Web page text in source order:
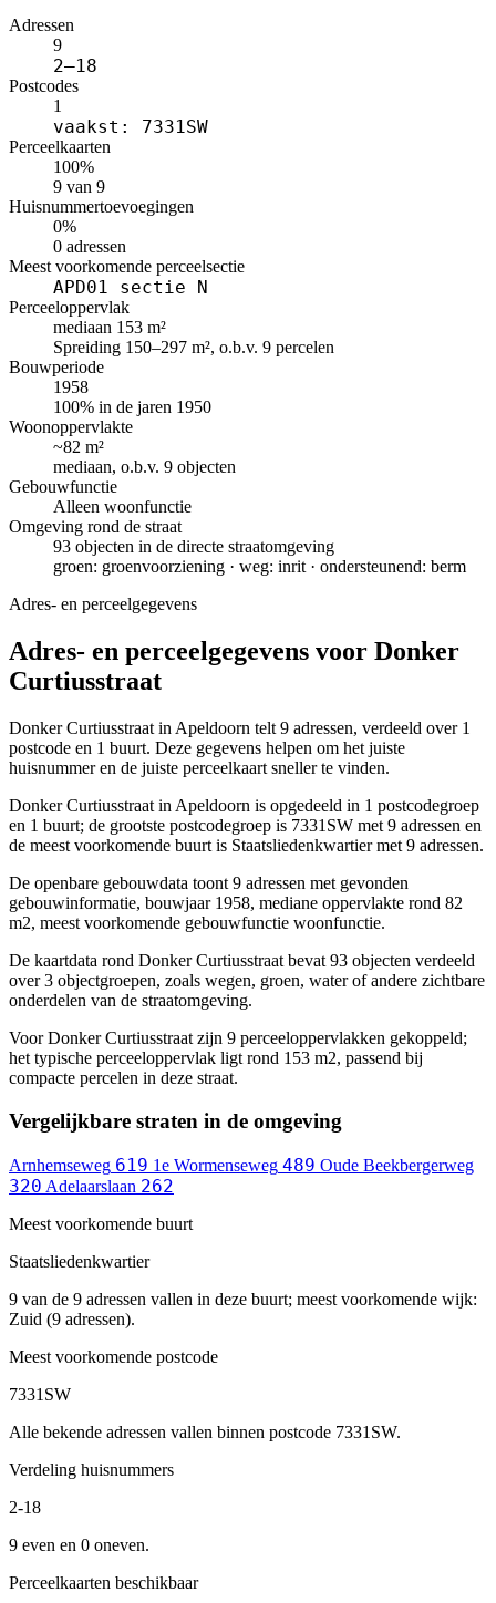
Adressen
9
2–18
Postcodes
1
vaakst: 7331SW
Perceelkaarten
100%
9 van 9
Huisnummertoevoegingen
0%
0 adressen
Meest voorkomende perceelsectie
APD01 sectie N
Perceeloppervlak
mediaan 153 m²
Spreiding 150–297 m², o.b.v. 9 percelen
Bouwperiode
1958
100% in de jaren 1950
Woonoppervlakte
~82 m²
mediaan, o.b.v. 9 objecten
Gebouwfunctie
Alleen woonfunctie
Omgeving rond de straat
93 objecten in de directe straatomgeving
groen: groenvoorziening · weg: inrit · ondersteunend: berm
Adres- en perceelgegevens
Adres- en perceelgegevens voor Donker
Curtiusstraat
Donker Curtiusstraat in Apeldoorn telt 9 adressen, verdeeld over 1
postcode en 1 buurt. Deze gegevens helpen om het juiste
huisnummer en de juiste perceelkaart sneller te vinden.
Donker Curtiusstraat in Apeldoorn is opgedeeld in 1 postcodegroep
en 1 buurt; de grootste postcodegroep is 7331SW met 9 adressen en
de meest voorkomende buurt is Staatsliedenkwartier met 9 adressen.
De openbare gebouwdata toont 9 adressen met gevonden
gebouwinformatie, bouwjaar 1958, mediane oppervlakte rond 82
m2, meest voorkomende gebouwfunctie woonfunctie.
De kaartdata rond Donker Curtiusstraat bevat 93 objecten verdeeld
over 3 objectgroepen, zoals wegen, groen, water of andere zichtbare
onderdelen van de straatomgeving.
Voor Donker Curtiusstraat zijn 9 perceeloppervlakken gekoppeld;
het typische perceeloppervlak ligt rond 153 m2, passend bij
compacte percelen in deze straat.
Vergelijkbare straten in de omgeving
Arnhemseweg 619 1e Wormenseweg 489 Oude Beekbergerweg
320 Adelaarslaan 262
Meest voorkomende buurt
Staatsliedenkwartier
9 van de 9 adressen vallen in deze buurt; meest voorkomende wijk:
Zuid (9 adressen).
Meest voorkomende postcode
7331SW
Alle bekende adressen vallen binnen postcode 7331SW.
Verdeling huisnummers
2-18
9 even en 0 oneven.
Perceelkaarten beschikbaar